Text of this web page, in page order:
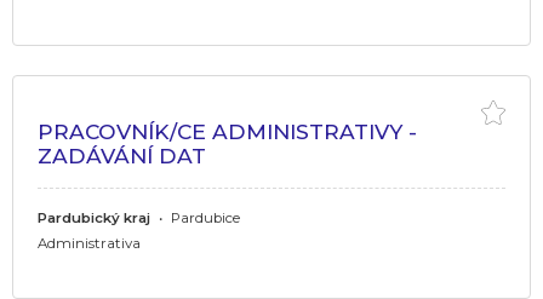
PRACOVNÍK/CE ADMINISTRATIVY -
ZADÁVÁNÍ DAT
Pardubický kraj • Pardubice
Administrativa